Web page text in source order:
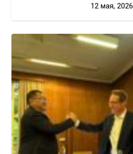
12 мая, 2026